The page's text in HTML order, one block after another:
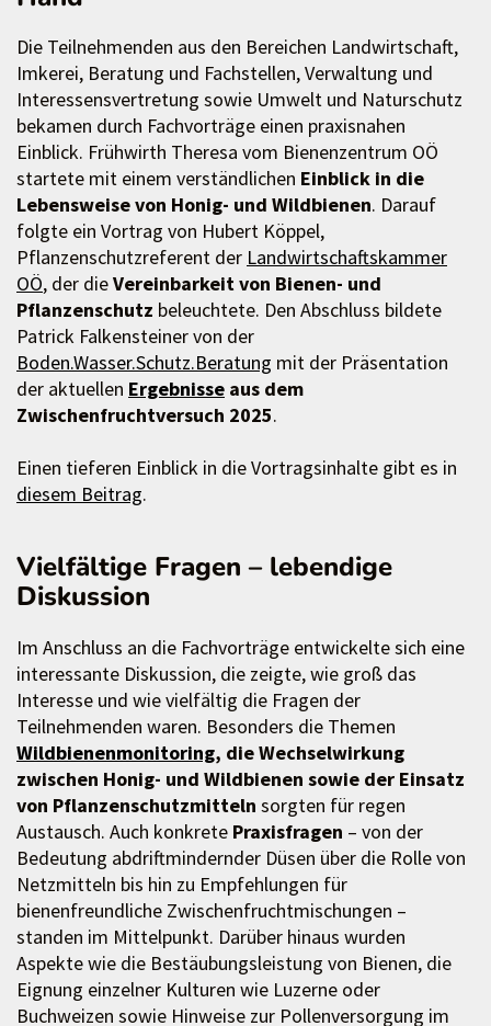
Die Teilnehmenden aus den Bereichen Landwirtschaft,
Imkerei, Beratung und Fachstellen, Verwaltung und
Interessensvertretung sowie Umwelt und Naturschutz
bekamen durch Fachvorträge einen praxisnahen
Einblick. Frühwirth Theresa vom Bienenzentrum OÖ
startete mit einem verständlichen Einblick in die
Lebensweise von Honig- und Wildbienen. Darauf
folgte ein Vortrag von Hubert Köppel,
Pflanzenschutzreferent der Landwirtschaftskammer
OÖ, der dieVereinbarkeit von Bienen- und
Pflanzenschutz beleuchtete. Den Abschluss bildete
Patrick Falkensteiner von der
Boden.Wasser.Schutz.Beratung mit der Präsentation
der aktuellen Ergebnisse aus dem
Zwischenfruchtversuch 2025.
Einen tieferen Einblick in die Vortragsinhalte gibt es in
diesem Beitrag.
Vielfältige Fragen – lebendige
Diskussion
Im Anschluss an die Fachvorträge entwickelte sich eine
interessante Diskussion, die zeigte, wie groß das
Interesse und wie vielfältig die Fragen der
Teilnehmenden waren. Besonders die Themen
Wildbienenmonitoring, die Wechselwirkung
zwischen Honig- und Wildbienen sowie der Einsatz
von Pflanzenschutzmitteln sorgten für regen
Austausch. Auch konkrete Praxisfragen – von der
Bedeutung abdriftmindernder Düsen über die Rolle von
Netzmitteln bis hin zu Empfehlungen für
bienenfreundliche Zwischenfruchtmischungen –
standen im Mittelpunkt. Darüber hinaus wurden
Aspekte wie die Bestäubungsleistung von Bienen, die
Eignung einzelner Kulturen wie Luzerne oder
Buchweizen sowie Hinweise zur Pollenversorgung im